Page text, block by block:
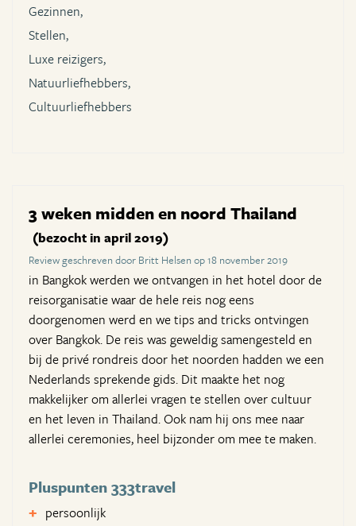
Gezinnen,
Stellen,
Luxe reizigers,
Natuurliefhebbers,
Cultuurliefhebbers
3 weken midden en noord Thailand
(bezocht in april 2019)
Review geschreven door Britt Helsen op 18 november 2019
in Bangkok werden we ontvangen in het hotel door de
reisorganisatie waar de hele reis nog eens
doorgenomen werd en we tips and tricks ontvingen
over Bangkok. De reis was geweldig samengesteld en
bij de privé rondreis door het noorden hadden we een
Nederlands sprekende gids. Dit maakte het nog
makkelijker om allerlei vragen te stellen over cultuur
en het leven in Thailand. Ook nam hij ons mee naar
allerlei ceremonies, heel bijzonder om mee te maken.
Pluspunten 333travel
persoonlijk